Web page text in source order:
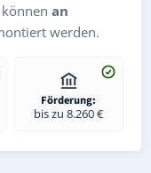
an
werden.
Förderung:
bis zu 8.260 €